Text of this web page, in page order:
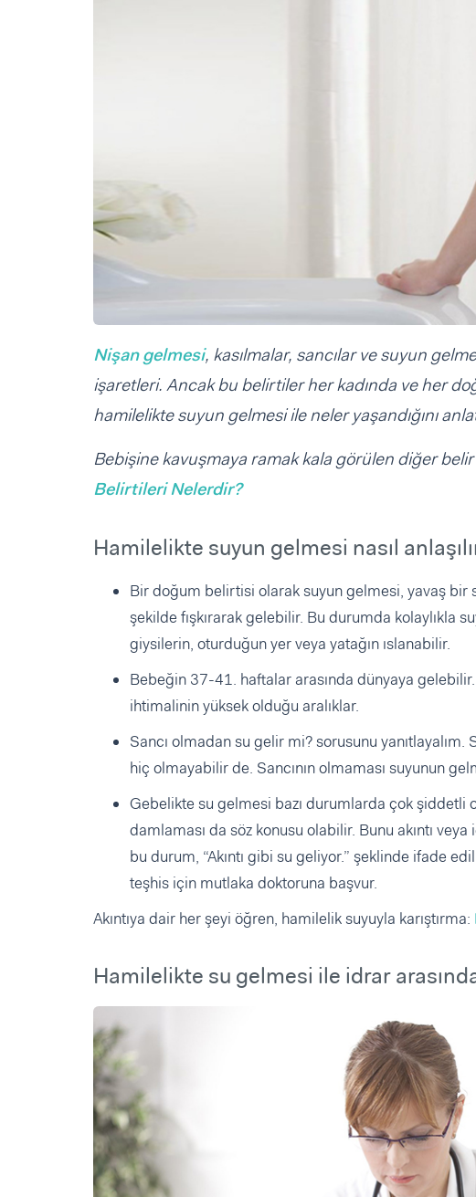
Nişan gelmesi, kasılmalar, sancılar ve suyun
işaretleri. Ancak bu belirtiler her kadında ve her
hamilelikte suyun gelmesi ile neler yaşandığını
Bebişine kavuşmaya ramak kala görülen diğer
Belirtileri Nelerdir?
Hamilelikte suyun gelmesi nasıl
Bir doğum belirtisi olarak suyun gelmesi, yavaş bir
şekilde fışkırarak gelebilir. Bu durumda kolaylıkla
giysilerin, oturduğun yer veya yatağın ıslanabilir.
Bebeğin 37-41. haftalar arasında dünyaya
ihtimalinin yüksek olduğu aralıklar.
Sancı olmadan su gelir mi? sorusunu
hiç olmayabilir de. Sancının olmaması suyunun
Gebelikte su gelmesi bazı durumlarda çok şiddetli
damlaması da söz konusu olabilir. Bunu akıntı
bu durum, “Akıntı gibi su geliyor.” şeklinde ifade
teşhis için mutlaka doktoruna başvur.
Akıntıya dair her şeyi öğren, hamilelik suyuyla karıştırma:
Hamilelikte su gelmesi ile idrar